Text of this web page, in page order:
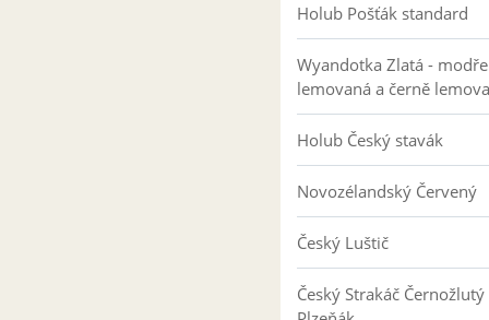
Holub Pošťák standard
Wyandotka Zlatá - modře
lemovaná a černě
Holub Český stavák
Novozélandský Červený
Český Luštič
Český Strakáč Černožlutý